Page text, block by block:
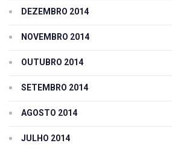
DEZEMBRO 2014
NOVEMBRO 2014
OUTUBRO 2014
SETEMBRO 2014
AGOSTO 2014
JULHO 2014